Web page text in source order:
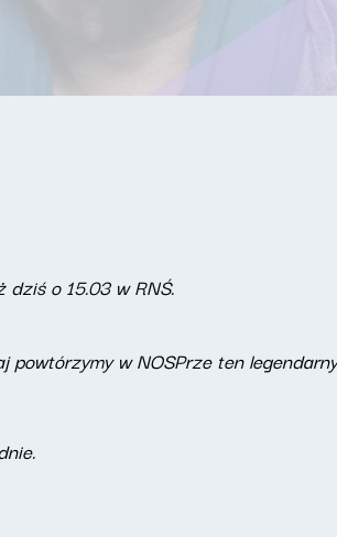
dziś o 15.03 w RNŚ.
w NOSPrze ten